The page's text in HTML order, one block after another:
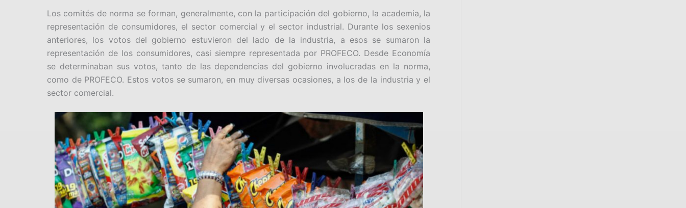
Los comités de norma se forman, generalmente, con la participación del gobierno, la academia, la
representación de consumidores, el sector comercial y el sector industrial. Durante los sexenios
anteriores, los votos del gobierno estuvieron del lado de la industria, a esos se sumaron la
representación de los consumidores, casi siempre representada por PROFECO. Desde Economía
se determinaban sus votos, tanto de las dependencias del gobierno involucradas en la norma,
como de PROFECO. Estos votos se sumaron, en muy diversas ocasiones, a los de la industria y el
sector comercial.